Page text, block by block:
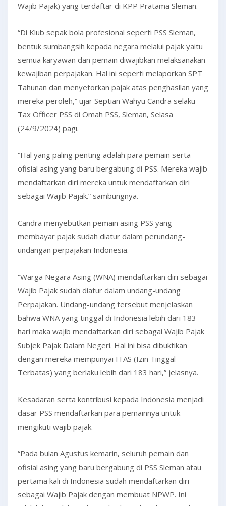
Wajib Pajak) yang terdaftar di KPP Pratama Sleman.
“Di Klub sepak bola profesional seperti PSS Sleman,
bentuk sumbangsih kepada negara melalui pajak yaitu
semua karyawan dan pemain diwajibkan melaksanakan
kewajiban perpajakan. Hal ini seperti melaporkan SPT
Tahunan dan menyetorkan pajak atas penghasilan yang
mereka peroleh,” ujar Septian Wahyu Candra selaku
Tax Officer PSS di Omah PSS, Sleman, Selasa
(24/9/2024) pagi.
“Hal yang paling penting adalah para pemain serta
ofisial asing yang baru bergabung di PSS. Mereka wajib
mendaftarkan diri mereka untuk mendaftarkan diri
sebagai Wajib Pajak.” sambungnya.
Candra menyebutkan pemain asing PSS yang
membayar pajak sudah diatur dalam perundang-
undangan perpajakan Indonesia.
“Warga Negara Asing (WNA) mendaftarkan diri sebagai
Wajib Pajak sudah diatur dalam undang-undang
Perpajakan. Undang-undang tersebut menjelaskan
bahwa WNA yang tinggal di Indonesia lebih dari 183
hari maka wajib mendaftarkan diri sebagai Wajib Pajak
Subjek Pajak Dalam Negeri. Hal ini bisa dibuktikan
dengan mereka mempunyai ITAS (Izin Tinggal
Terbatas) yang berlaku lebih dari 183 hari,” jelasnya.
Kesadaran serta kontribusi kepada Indonesia menjadi
dasar PSS mendaftarkan para pemainnya untuk
mengikuti wajib pajak.
“Pada bulan Agustus kemarin, seluruh pemain dan
ofisial asing yang baru bergabung di PSS Sleman atau
pertama kali di Indonesia sudah mendaftarkan diri
sebagai Wajib Pajak dengan membuat NPWP. Ini